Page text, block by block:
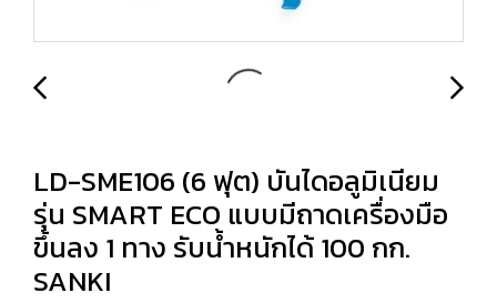
LD-SME106 (6 ฟุต) บันไดอลูมิเนียม
รุ่น SMART ECO แบบมีถาดเครื่องมือ
ขึ้นลง 1 ทาง รับน้ำหนักได้ 100 กก.
SANKI